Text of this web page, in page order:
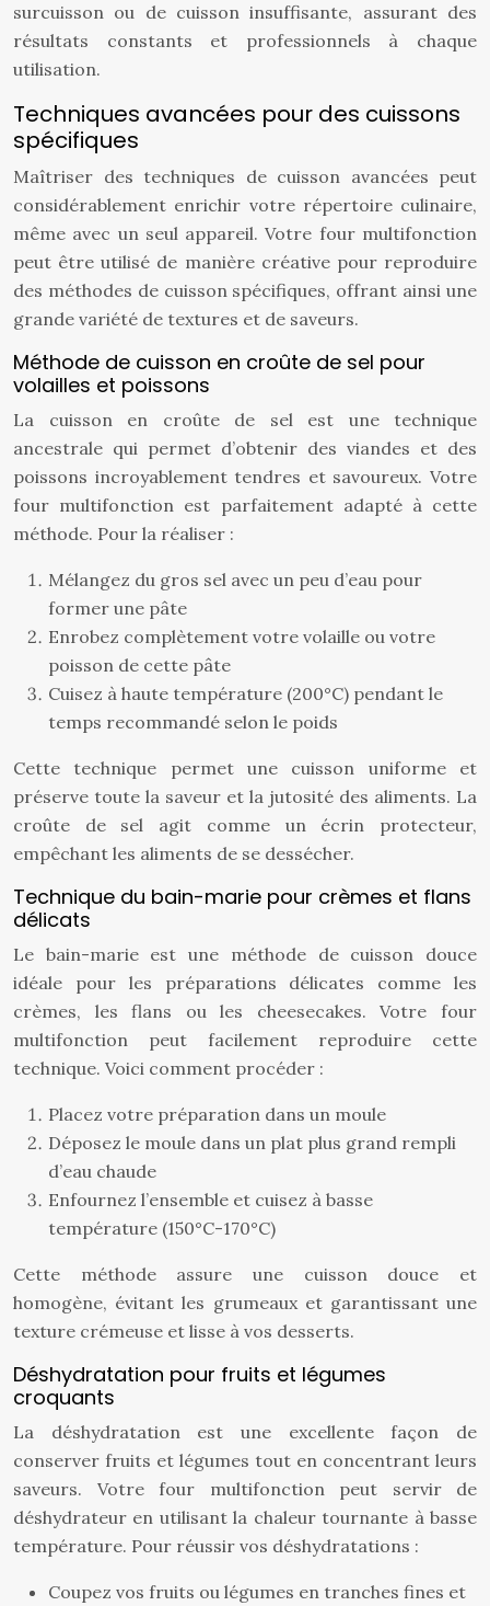
surcuisson ou de cuisson insuffisante, assurant des
résultats constants et professionnels à chaque
utilisation.
Techniques avancées pour des cuissons
spécifiques
Maîtriser des techniques de cuisson avancées peut
considérablement enrichir votre répertoire culinaire,
même avec un seul appareil. Votre four multifonction
peut être utilisé de manière créative pour reproduire
des méthodes de cuisson spécifiques, offrant ainsi une
grande variété de textures et de saveurs.
Méthode de cuisson en croûte de sel pour
volailles et poissons
La cuisson en croûte de sel est une technique
ancestrale qui permet d’obtenir des viandes et des
poissons incroyablement tendres et savoureux. Votre
four multifonction est parfaitement adapté à cette
méthode. Pour la réaliser :
Mélangez du gros sel avec un peu d’eau pour
former une pâte
Enrobez complètement votre volaille ou votre
poisson de cette pâte
Cuisez à haute température (200°C) pendant le
temps recommandé selon le poids
Cette technique permet une cuisson uniforme et
préserve toute la saveur et la jutosité des aliments. La
croûte de sel agit comme un écrin protecteur,
empêchant les aliments de se dessécher.
Technique du bain-marie pour crèmes et flans
délicats
Le bain-marie est une méthode de cuisson douce
idéale pour les préparations délicates comme les
crèmes, les flans ou les cheesecakes. Votre four
multifonction peut facilement reproduire cette
technique. Voici comment procéder :
Placez votre préparation dans un moule
Déposez le moule dans un plat plus grand rempli
d’eau chaude
Enfournez l’ensemble et cuisez à basse
température (150°C-170°C)
Cette méthode assure une cuisson douce et
homogène, évitant les grumeaux et garantissant une
texture crémeuse et lisse à vos desserts.
Déshydratation pour fruits et légumes
croquants
La déshydratation est une excellente façon de
conserver fruits et légumes tout en concentrant leurs
saveurs. Votre four multifonction peut servir de
déshydrateur en utilisant la chaleur tournante à basse
température. Pour réussir vos déshydratations :
Coupez vos fruits ou légumes en tranches fines et